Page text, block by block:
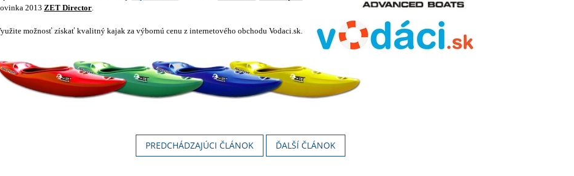
2013 ZET Director
možnosť získať kvalitný kajak za výbornú cenu z internetového obchodu Vodaci.sk.
PREDCHÁDZAJÚCI ČLÁNOK ĎALŠÍ ČLÁNOK